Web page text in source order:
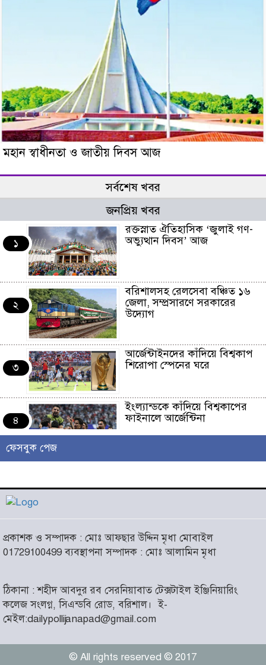
মহান স্বাধীনতা ও জাতীয় দিবস আজ
সর্বশেষ খবর
জনপ্রিয় খবর
১
রক্তস্নাত ঐতিহাসিক ‌‘জুলাই গণ-
অভ্যুত্থান দিবস’ আজ
২
বরিশালসহ রেলসেবা বঞ্চিত ১৬
জেলা, সম্প্রসারণে সরকারের
উদ্যোগ
৩
আর্জেন্টাইনদের কাঁদিয়ে বিশ্বকাপ
শিরোপা স্পেনের ঘরে
৪
ইংল্যান্ডকে কাঁদিয়ে বিশ্বকাপের
ফাইনালে আর্জেন্টিনা
৫
চরমোনাই
৬
আসন্ন বাকেরগঞ্জ পৌর নির্বাচনে
নারী কাউন্সিলর পদে দোয়া চাইলেন
বিএমএসএফ নেত্রী সাবরিনা
৭
‘ইসরাইলি সেনাবাহিনী ধ্বংসের
দ্বারপ্রান্তে’ : ইরানের হামলায়
এশিয়ায় ১৩ মার্কিন ঘাঁটি ধ্বংস
দৌলতদিয়ায় বাস ডুবি : ২৪ জনের
ফেসবুক পেজ
প্রকাশক ও সম্পাদক : মোঃ আফছার উদ্দিন মৃধা মোবাইল
01729100499 ব্যবস্থাপনা সম্পাদক : মোঃ আলামিন মৃধা
ঠিকানা : শহীদ আবদুর রব সেরনিয়াবাত টেক্সটাইল ইঞ্জিনিয়ারিং
কলেজ সংলগ্ন, সিএন্ডবি রোড, বরিশাল।ই-
মেইল:dailypollijanapad@gmail.com
© All rights reserved © 2017